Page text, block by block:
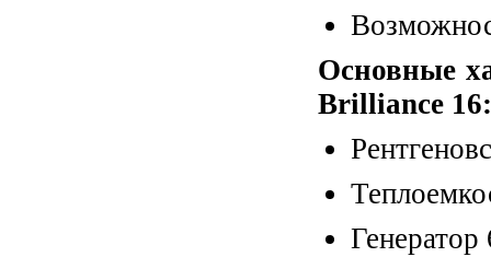
Основные
Brilliance 16: